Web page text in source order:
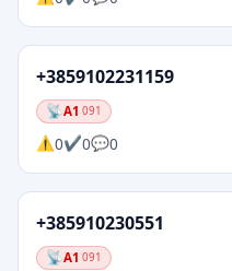
+3859102231159
A1 091
0 0 0
+385910230551
A1 091